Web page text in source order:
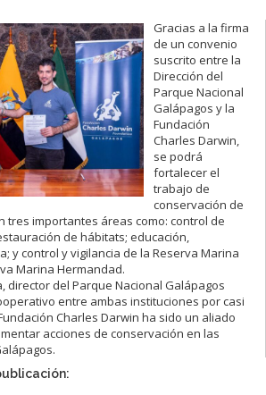
Gracias a la firma
de un convenio
suscrito entre la
Dirección del
Parque Nacional
Galápagos y la
Fundación
Charles Darwin,
se podrá
fortalecer el
trabajo de
conservación de
tres importantes áreas como: control de
de hábitats; educación,
y control y vigilancia de la Reserva Marina
Marina Hermandad.
director del Parque Nacional Galápagos
entre ambas instituciones por casi
Charles Darwin ha sido un aliado
acciones de conservación en las